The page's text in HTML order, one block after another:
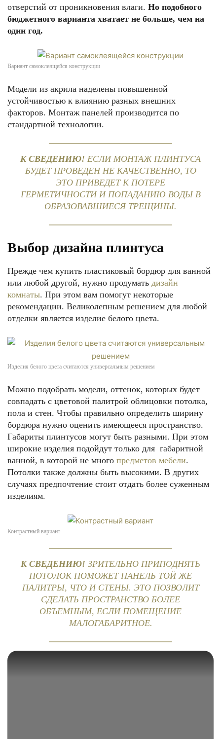
отверстий от проникновения влаги. Но подобного
бюджетного варианта хватает не больше, чем на
один год.
Вариант самоклеящейся конструкции
Модели из акрила наделены повышенной
устойчивостью к влиянию разных внешних
факторов. Монтаж панелей производится по
стандартной технологии.
К СВЕДЕНИЮ! ЕСЛИ МОНТАЖ ПЛИНТУСА
БУДЕТ ПРОВЕДЕН НЕ КАЧЕСТВЕННО, ТО
ЭТО ПРИВЕДЕТ К ПОТЕРЕ
ГЕРМЕТИЧНОСТИ И ПОПАДАНИЮ ВОДЫ В
ОБРАЗОВАВШИЕСЯ ТРЕЩИНЫ.
Выбор дизайна плинтуса
Прежде чем купить пластиковый бордюр для ванной
или любой другой, нужно продумать дизайн
комнаты. При этом вам помогут некоторые
рекомендации. Великолепным решением для любой
отделки является изделие белого цвета.
Изделия белого цвета считаются универсальным решением
Можно подобрать модели, оттенок, которых будет
совпадать с цветовой палитрой облицовки потолка,
пола и стен. Чтобы правильно определить ширину
бордюра нужно оценить имеющееся пространство.
Габариты плинтусов могут быть разными. При этом
широкие изделия подойдут только для габаритной
ванной, в которой не много предметов мебели.
Потолки также должны быть высокими. В других
случаях предпочтение стоит отдать более суженным
изделиям.
Контрастный вариант
К СВЕДЕНИЮ! ЗРИТЕЛЬНО ПРИПОДНЯТЬ
ПОТОЛОК ПОМОЖЕТ ПАНЕЛЬ ТОЙ ЖЕ
ПАЛИТРЫ, ЧТО И СТЕНЫ. ЭТО ПОЗВОЛИТ
СДЕЛАТЬ ПРОСТРАНСТВО БОЛЕЕ
ОБЪЕМНЫМ, ЕСЛИ ПОМЕЩЕНИЕ
МАЛОГАБАРИТНОЕ.